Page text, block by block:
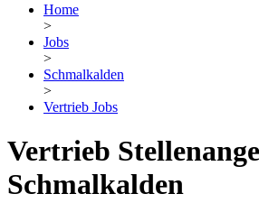
Home
>
Jobs
>
Schmalkalden
>
Vertrieb Jobs
Vertrieb
Schmalkalden